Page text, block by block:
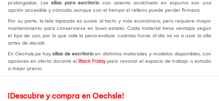
prolongadas. Las sillas para escritorio con asiento acolchado en espuma son una
opción accesible y cómoda, aunque con el tiempo el relleno puede perder firmeza.
Por su parte, la tela tapizada es suave al tacto y más económica, pero requiere mayor
mantenimiento para conservarse en buen estado. Cada material tiene ventajas según
el tipo de uso, por lo que vale la pena evaluar cuántas horas al día se va a usar la silla
antes de decidir.
En Oechsle.pe hay sillas de escritorio en distintos materiales y modelos disponibles, con
opciones en oferta durante el Black Fridaypara renovar el espacio de trabajo o estudio
a mejor precio.
¡Descubre y compra en Oechsle!